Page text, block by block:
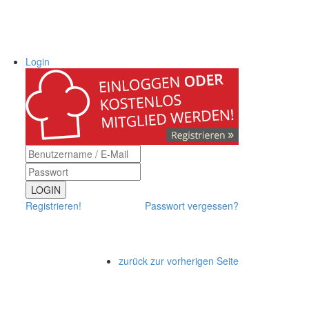
Login
LOGIN
Registrieren!
Passwort vergessen?
zurück zur vorherigen Seite